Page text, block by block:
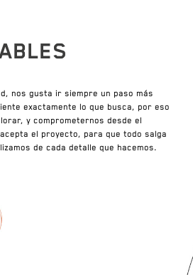
nos gusta ir siempre un paso más
exactamente lo que busca, por eso
y comprometernos desde el
el proyecto, para que todo salga
de cada detalle que hacemos.